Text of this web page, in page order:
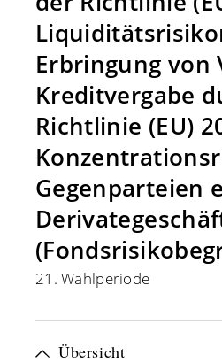
Erbringung
Kreditvergabe
Richtlinie (EU)
Gegenparteien
21. Wahlperiode
Übersicht